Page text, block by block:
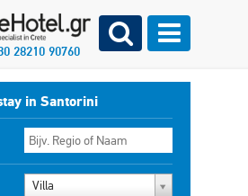
28210 90760
in Santorini
Villa